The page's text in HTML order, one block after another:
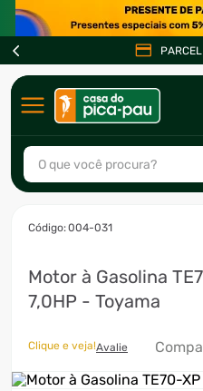
O que você procura?
:004-031
Motor à Gasolina
7,0HP - Toyama
Clique e veja!Avalie